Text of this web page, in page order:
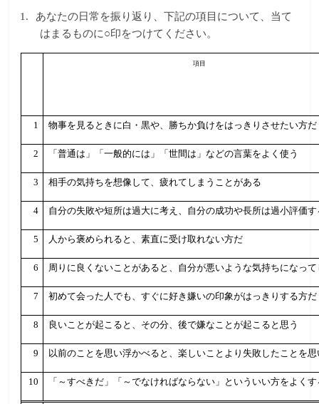
1.
あなたの日常を振り返り、下記の項目について、当て
はまるものに○印をつけてください。
項目
1 物事を見るときに白・黒や、勝ちか負けをはっきりさせたい方だ
2 「普通は」「一般的には」「世間は」などの言葉をよく使う
3 相手の気持ちを想像して、疲れてしまうことがある
4 自分の失敗や短所は過大に考え、自分の成功や長所は過小評価
5 人から褒められると、素直に受け取れない方だ
6 周りに良くないことがあると、自分が悪いような気持ちになっ
7 初めて会った人でも、すぐに好き嫌いの印象がはっきりする方だ
8 良いことが起こると、その分、後で嫌なことが起こると思う
9 以前のことを思い浮かべると、楽しいことより失敗したことを
10 「～すべきだ」「～でなければならない」といういい方をよくす